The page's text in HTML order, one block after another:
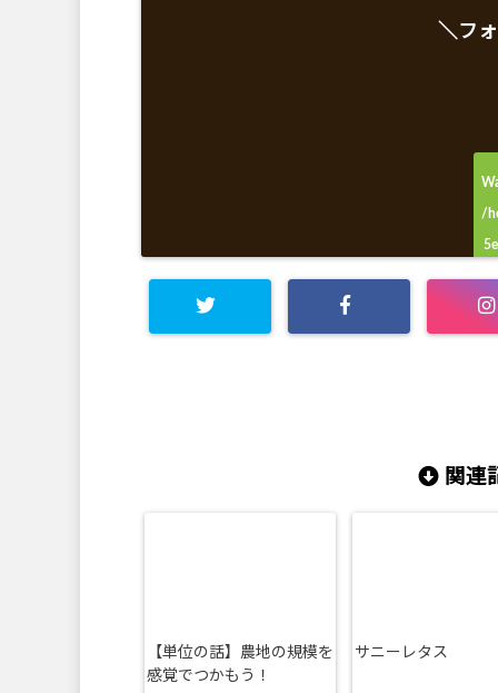
＼フ
/
関連
【単位の話】農地の規模を
感覚でつかもう！
サニーレタス